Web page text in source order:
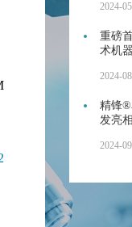
2024-
重磅
术机
2024-
精锋®
发亮相
2024-